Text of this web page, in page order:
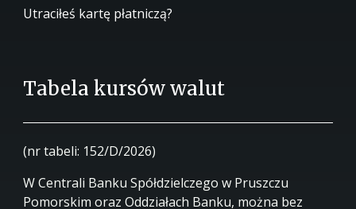
Utraciłeś kartę płatniczą?
Tabela kursów walut
(nr tabeli: 152/D/2026)
W Centrali Banku Spółdzielczego w Pruszczu
Pomorskim oraz Oddziałach Banku, można bez